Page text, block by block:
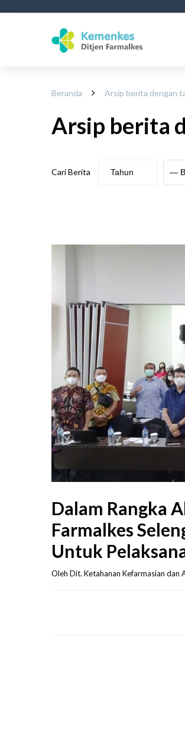
Beranda Arsip berita dengan
Arsip berita
Cari Berita
Dalam Rangka
Farmalkes
Untuk
Oleh Dit. Ketahanan Kefarmasian dan